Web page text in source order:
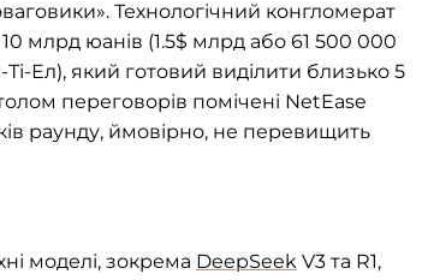
Технологічний конгломерат
млрд юанів (1.5$ млрд або 61 500 000
Ел), який готовий виділити близько 5
переговорів помічені NetEase
раунду, ймовірно, не перевищить
моделі, зокрема DeepSeek V3 та R1,